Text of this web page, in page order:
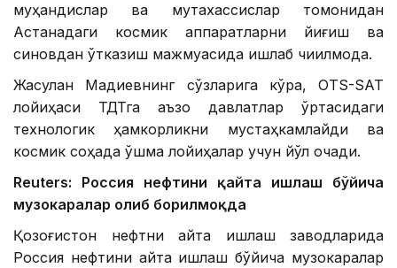
муҳандислар ва мутахассислар томонидан
Астанадаги космик аппаратларни йиғиш ва
синовдан ўтказиш мажмуасида ишлаб чиқилмоқда.
Жасулан Мадиевнинг сўзларига кўра, OTS-SAT
лойиҳаси ТДТга аъзо давлатлар ўртасидаги
технологик ҳамкорликни мустаҳкамлайди ва
космик соҳада қўшма лойиҳалар учун йўл очади.
Reuters: Россия нефтини қайта ишлаш бўйича
музокаралар олиб борилмоқда
Қозоғистон нефтни қайта ишлаш заводларида
Россия нефтини қайта ишлаш бўйича музокаралар